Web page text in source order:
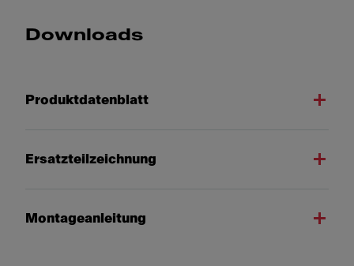
Downloads
Produktdatenblatt
Ersatzteilzeichnung
Montageanleitung